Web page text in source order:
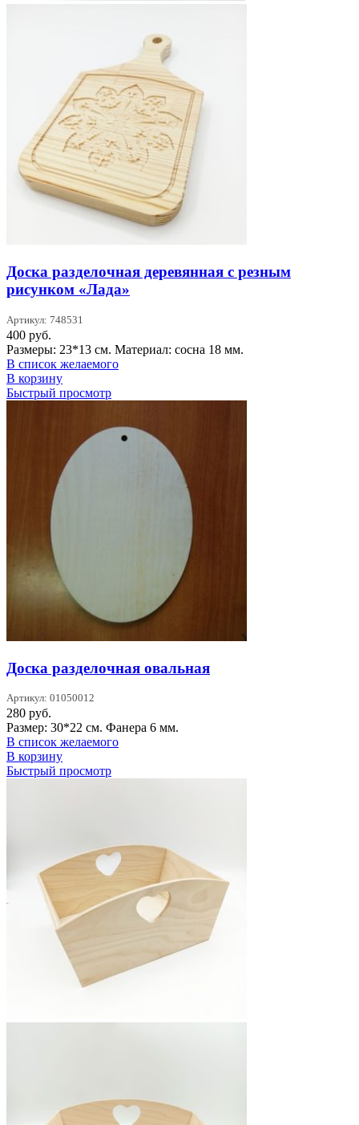
Доска разделочная деревянная с резным
рисунком «Лада»
Артикул: 748531
400 руб.
Размеры: 23*13 см. Материал: сосна 18 мм.
В список желаемого
В корзину
Быстрый просмотр
Доска разделочная овальная
Артикул: 01050012
280 руб.
Размер: 30*22 см. Фанера 6 мм.
В список желаемого
В корзину
Быстрый просмотр